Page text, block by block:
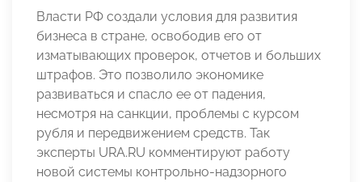
Власти РФ создали условия для развития
бизнеса в стране, освободив его от
изматывающих проверок, отчетов и больших
штрафов. Это позволило экономике
развиваться и спасло ее от падения,
несмотря на санкции, проблемы с курсом
рубля и передвижением средств. Так
эксперты URA.RU комментируют работу
новой системы контрольно-надзорного